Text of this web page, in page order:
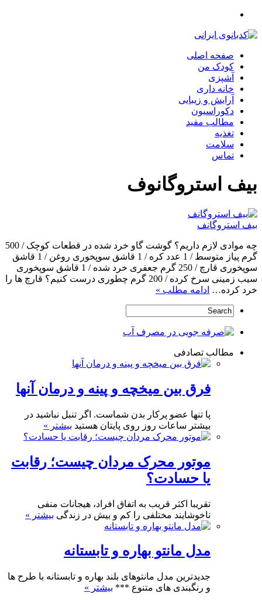
صفحه اصلی
کودک من
آشپزی
خانه داری
آرایش و زیبایی
دکوراسیون
مطالب مفید
تغذیه
سلامت
تماس
بیف استروگانوف
بیف استروگانف
چه موادی لازم داریم؟ گوشت گاو خرد شده در قطعات کوچک / 500
گرم پیاز متوسط / 1 عدد کره / 1 قاشق سوپخوری روغن / 1 قاشق
سوپخوری قارچ / 250 گرم جعفری خرد شده / 1 قاشق سوپخوری
سیب زمینی سرخ کرده / 200 گرم چطوری درست کنیم؟ قارچ ها را
خرد کرده… ادامه مطلب »
مطالب تصادفی
فرق بین میخچه و پینه و درمان آنها
پا تنها عضو پرکار بدن شماست. اگر تنبل نباشید در
بیشتر ساعات روز روی پایتان هستید بیشتر »
موتور محرک مردان چیست؛ رقابت
یا حسادت؟
تقریبا اکثر قریب به اتفاق افراد، هیجانات منفی
ناخوشایند مختلفی را کم و بیش در زندگی بیشتر »
مدل مانتو بهاره و تابستانه
جدیدترین مدل مانتوهای بلند بهاره و تابستانه با طرح ها
و رنگبندی های متنوع *** بیشتر »